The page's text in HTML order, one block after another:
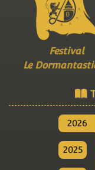
Festival
Le
2026
2025